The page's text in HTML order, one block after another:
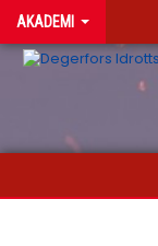
AKADEMI